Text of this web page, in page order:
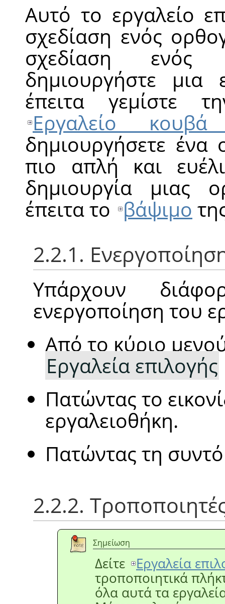
Αυτό το εργαλείο
σχεδίαση ενός
σχεδίαση ενός
δημιουργήστε μια
έπειτα γεμίστε
Εργαλείο κουβά
δημιουργήσετε ένα
πιο απλή και
δημιουργία μιας
έπειτα το βάψιμο
2.2.1.
Υπάρχουν
ενεργοποίηση του
Από το κύριο
Εργαλεία επιλογής
Πατώντας το
εργαλειοθήκη.
Πατώντας τη
2.2.2.
Σημείωση
Δείτε
Εργαλεία
τροποποιητικά
όλα αυτά τα